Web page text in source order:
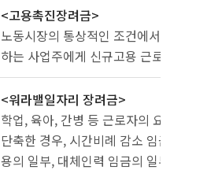
<고용촉진장려금>
노동시장의 통상적인 조건에서 취업이
하는 사업주에게 신규고용 근로자 임
<워라밸일자리 장려금>
학업, 육아, 간병 등 근로자의 요청에
단축한 경우, 시간비례 감소 임금보다
용의 일부, 대체인력 임금의 일부를 지